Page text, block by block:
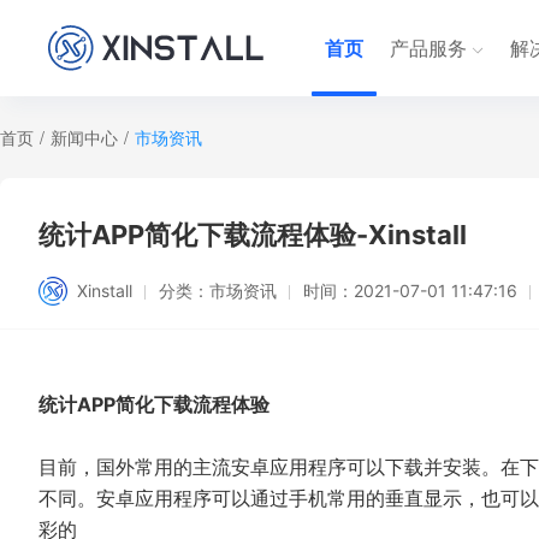
首页 产品服务 解
首页 / 新闻中心 / 市场资讯
统计APP简化下载流程体验-Xinstall
Xinstall 分类： 市场资讯 时间： 2021-07-01 11:47:16
统计APP简化下载流程体验
目前，国外常用的主流安卓应用程序可以下载并安装。
不同。安卓应用程序可以通过手机常用的垂直显示，也可
彩的